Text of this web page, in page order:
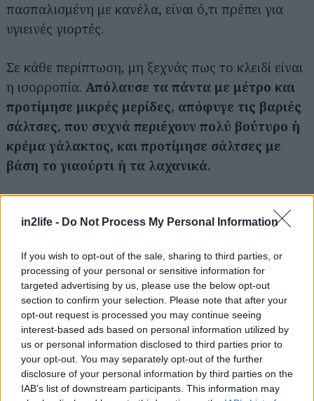
in2life - Do Not Process My Personal Information
If you wish to opt-out of the sale, sharing to third parties, or
processing of your personal or sensitive information for
targeted advertising by us, please use the below opt-out
section to confirm your selection. Please note that after your
opt-out request is processed you may continue seeing
interest-based ads based on personal information utilized by
us or personal information disclosed to third parties prior to
your opt-out. You may separately opt-out of the further
disclosure of your personal information by third parties on the
IAB’s list of downstream participants. This information may
πασπαλισμένη με κανέλα, είναι ό,τι πρέπει για
υγιεινές γιορτές.
Σε κάθε περίπτωση, μη ξεχνάς πως το κλειδί είναι
η ισορροπία. Απόλαυσε τα πάντα με μέτρο και
προτίμησε μικρές μερίδες, απόφυγε τις βαριές
σάλτσες, που συχνά περιέχουν πολύ βούτυρο ή
κρέμα γάλακτος, και προτίμησε σάλτσες με
βάση το γιαούρτι ή τα λαχανικά.
αφεψήματα αντί για αναψυκτικά ή βαριά ποτά. Αν
κόκκινο κρασί είναι μια καλή επιλογή, αφού είναι
πλούσιο σε αντιοξειδωτικά.
Εξίσου σημαντικό είναι να απολαύσεις τη
διαδικασία. Το φαγητό δεν είναι μόνο θρέψη,
αλλά και απόλαυση και κοινωνική εμπειρία.
Κράτησε τη διάθεσή σου εορταστική, αλλά